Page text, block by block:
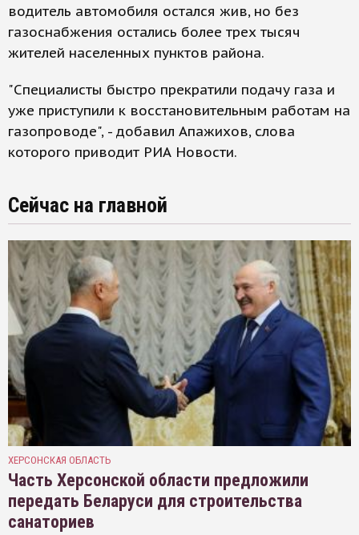
водитель автомобиля остался жив, но без
газоснабжения остались более трех тысяч
жителей населенных пунктов района.
"Специалисты быстро прекратили подачу газа и
уже приступили к восстановительным работам на
газопроводе", - добавил Апажихов, слова
которого приводит РИА Новости.
Сейчас на главной
ХЕРСОНСКАЯ ОБЛАСТЬ
Часть Херсонской области предложили
передать Беларуси для строительства
санаториев